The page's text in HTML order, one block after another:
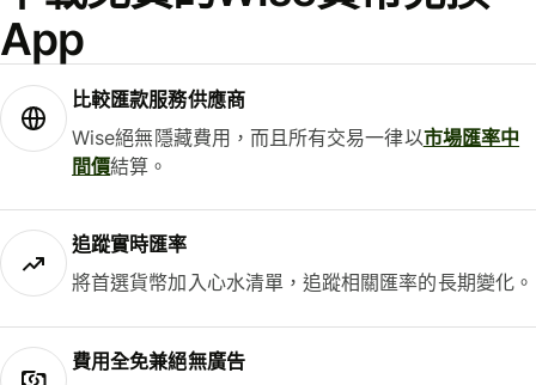
App
比較匯款服務供應商
Wise絕無隱藏費用，而且所有交易一律以市場匯率中
間價結算。
追蹤實時匯率
將首選貨幣加入心水清單，追蹤相關匯率的長期變化。
費用全免兼絕無廣告